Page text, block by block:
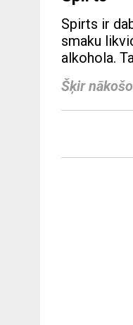
Spirts ir
smaku
alkohola.
Šķir